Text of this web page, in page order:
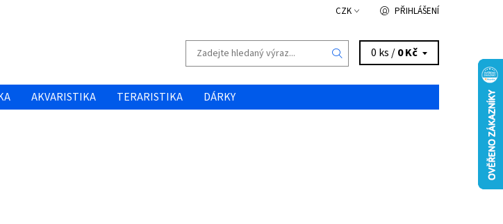
CZK PŘIHLÁŠENÍ
0 ks /0 Kč
AKVARISTIKA TERARISTIKA
DÁRKY